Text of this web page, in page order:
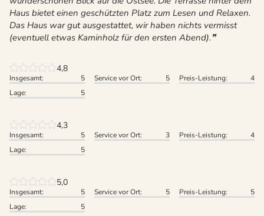
Haus bietet einen geschützten Platz zum Lesen und Relaxen.
Das Haus war gut ausgestattet, wir haben nichts vermisst
(eventuell etwas Kaminholz für den ersten Abend).
4,8
Insgesamt: 5 Service vor Ort: 5 Preis-Leistung:
4
Lage:
5
4,3
Insgesamt: 5 Service vor Ort: 3 Preis-Leistung:
4
Lage:
5
5,0
Insgesamt: 5 Service vor Ort: 5 Preis-Leistung:
5
Lage:
5